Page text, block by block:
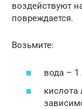
воздействуют
повреждается.
Возьмите:
вода – 1
кислота